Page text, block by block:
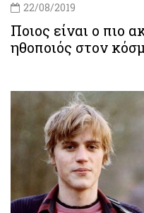
22/08/2019
Ποιος είναι ο πιο
ηθοποιός στον